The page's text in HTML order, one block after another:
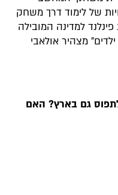
של לימוד דרך משחק
למדינה המובילה
מצהיר אולאבי
גם בארץ? האם